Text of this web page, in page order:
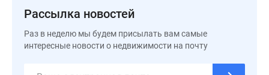
ПрограммаРассылка новостей
Раз в неделю мы будем присылать вам самые
интересные новости о недвижимости на почту